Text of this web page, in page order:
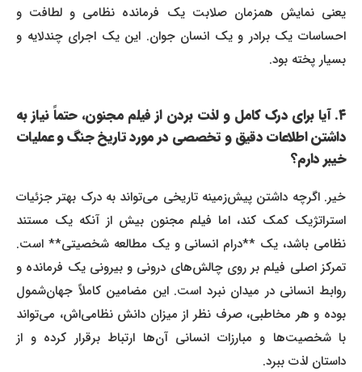
یعنی نمایش همزمان صلابت یک فرمانده نظامی و لطافت و
احساسات یک برادر و یک انسان جوان. این یک اجرای چندلایه و
بسیار پخته بود.
۴. آیا برای درک کامل و لذت بردن از فیلم مجنون، حتماً نیاز به
داشتن اطلاعات دقیق و تخصصی در مورد تاریخ جنگ و عملیات
خیبر دارم؟
خیر. اگرچه داشتن پیش‌زمینه تاریخی می‌تواند به درک بهتر جزئیات
استراتژیک کمک کند، اما فیلم مجنون بیش از آنکه یک مستند
نظامی باشد، یک **درام انسانی و یک مطالعه شخصیتی** است.
تمرکز اصلی فیلم بر روی چالش‌های درونی و بیرونی یک فرمانده و
روابط انسانی در میدان نبرد است. این مضامین کاملاً جهان‌شمول
بوده و هر مخاطبی، صرف نظر از میزان دانش نظامی‌اش، می‌تواند
با شخصیت‌ها و مبارزات انسانی آن‌ها ارتباط برقرار کرده و از
داستان لذت ببرد.